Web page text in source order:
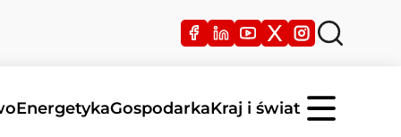
EnergetykaGospodarkaKraj i świat